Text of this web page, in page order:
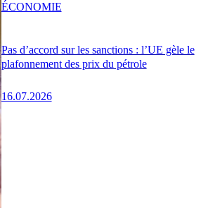
Pas d’accord sur les sanctions : l’UE gèle le
plafonnement des prix du pétrole
16.07.2026
ÉCONOMIE